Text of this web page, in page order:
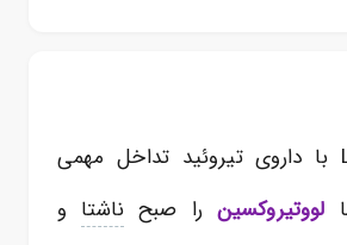
قرص LD با داروی تیروئید تداخل مهمی
لووتیروکسین را صبحناشتا و